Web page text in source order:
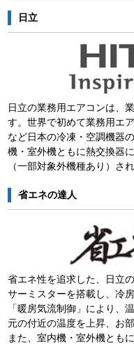
日立
日立の業務用エアコンは、
す。世界で初めて業務用エ
など日本の冷凍・空調機器
機・室外機ともに熱交換器
（一部対象外機種あり）さ
省エネの達人
省エネ性を追求した、日立
サーミスターを搭載し、冷
「暖房気流制御」により、
元の付近の温度を上昇、お
また、室内機・室外機とも